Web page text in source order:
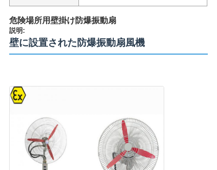
危険場所用壁掛け防爆振動扇
説明:
壁に設置された防爆振動扇風機